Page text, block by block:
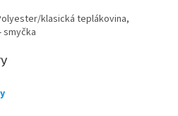
klasická teplákovina,
smyčka